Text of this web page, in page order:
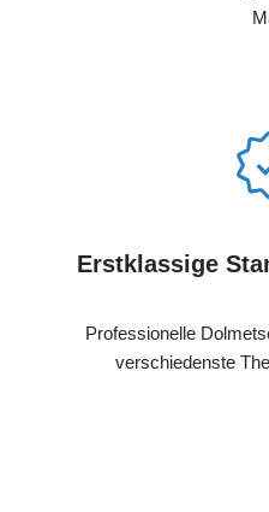
Erstklassige
Professionelle
verschiedenste